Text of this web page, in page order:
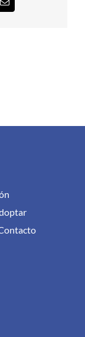
Correo